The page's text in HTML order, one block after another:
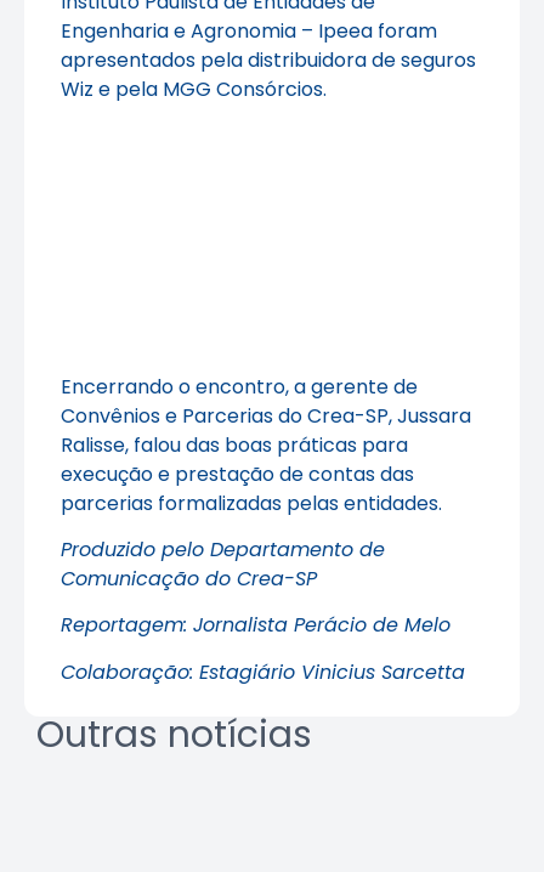
Engenharia e Agronomia – Ipeea foram
apresentados pela distribuidora de seguros
Wiz e pela MGG Consórcios.
Encerrando o encontro, a gerente de
Convênios e Parcerias do Crea-SP, Jussara
Ralisse, falou das boas práticas para
execução e prestação de contas das
parcerias formalizadas pelas entidades.
Produzido pelo Departamento de
Comunicação do Crea-SP
Reportagem: Jornalista Perácio de Melo
Colaboração: Estagiário Vinicius Sarcetta
Outras notícias